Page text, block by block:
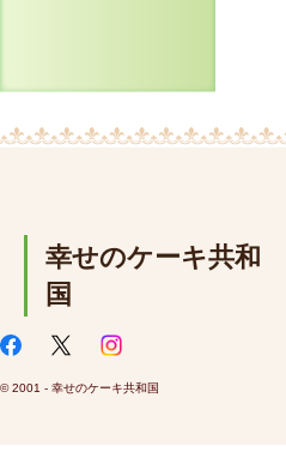
幸せのケーキ共和
国
© 2001 - 幸せのケーキ共和国